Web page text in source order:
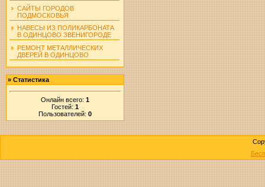
САЙТЫ ГОРОДОВ
ПОДМОСКОВЬЯ
НАВЕСЫ ИЗ ПОЛИКАРБОНАТА
В ОДИНЦОВО ЗВЕНИГОРОДЕ
РЕМОНТ МЕТАЛЛИЧЕСКИХ
ДВЕРЕЙ В ОДИНЦОВО
» Статистика
Онлайн всего: 1
Гостей: 1
Пользователей: 0